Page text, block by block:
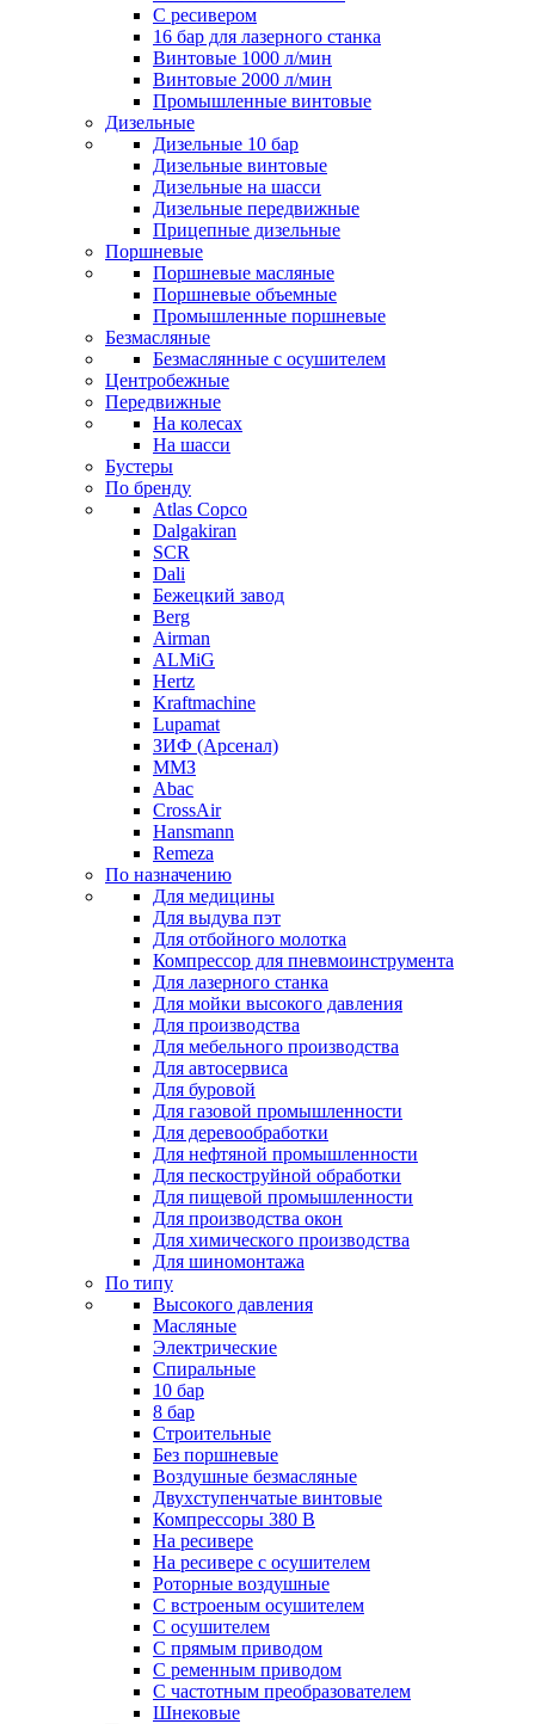
C ресивером
16 бар для лазерного станка
Винтовые 1000 л/мин
Винтовые 2000 л/мин
Промышленные винтовые
Дизельные
Дизельные 10 бар
Дизельные винтовые
Дизельные на шасси
Дизельные передвижные
Прицепные дизельные
Поршневые
Поршневые масляные
Поршневые объемные
Промышленные поршневые
Безмасляные
Безмаслянные с осушителем
Центробежные
Передвижные
На колесах
На шасси
Бустеры
По бренду
Atlas Copco
Dalgakiran
SCR
Dali
Бежецкий завод
Berg
Airman
ALMiG
Hertz
Kraftmachine
Lupamat
ЗИФ (Арсенал)
ММЗ
Abac
CrossAir
Hansmann
Remeza
По назначению
Для медицины
Для выдува пэт
Для отбойного молотка
Компрессор для пневмоинструмента
Для лазерного станка
Для мойки высокого давления
Для производства
Для мебельного производства
Для автосервиса
Для буровой
Для газовой промышленности
Для деревообработки
Для нефтяной промышленности
Для пескоструйной обработки
Для пищевой промышленности
Для производства окон
Для химического производства
Для шиномонтажа
По типу
Высокого давления
Масляные
Электрические
Спиральные
10 бар
8 бар
Cтроительные
Без поршневые
Воздушные безмасляные
Двухступенчатые винтовые
Компрессоры 380 В
На ресивере
На ресивере с осушителем
Роторные воздушные
С встроеным осушителем
С осушителем
С прямым приводом
С ременным приводом
С частотным преобразователем
Шнековые